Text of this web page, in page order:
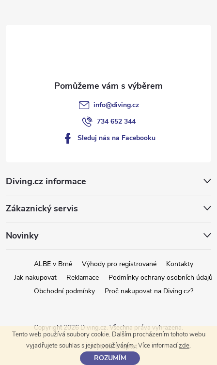
Tento web používá soubory cookie. Dalším procházením tohoto webu
vyjadřujete souhlas s jejich používáním.. Více informacízde.
ROZUMÍM
Diving.cz informace
Zákaznický servis
Novinky
info@diving.cz
734 652 344
Sleduj nás na Facebooku
ALBE v Brně Výhody pro registrované
Kontakty
Jak nakupovat
Reklamace
Podmínky ochrany osobních údajů
Obchodní podmínky
Proč nakupovat na Diving.cz?
Vytvořil Shoptet
Copyright 2026 Diving.cz. Všechna práva vyhrazena.